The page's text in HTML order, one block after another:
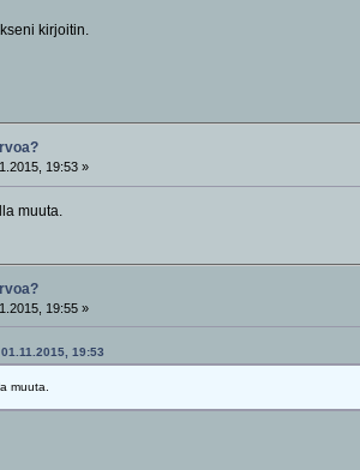
kirjoitin.
19:53 »
muuta.
19:55 »
19:53
muuta.